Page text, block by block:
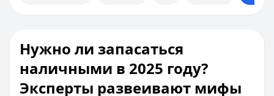
Нужно ли запасаться
наличными в 2025 году?
Эксперты развеивают мифы